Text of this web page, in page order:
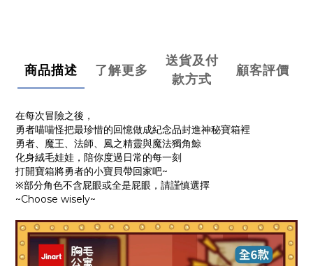
商品描述 了解更多
送貨及付
款方式
顧客評價
在每次冒險之後，
勇者喵喵怪把最珍惜的回憶做成紀念品封進神秘寶箱裡
勇者、魔王、法師、風之精靈與魔法獨角鯨
化身絨毛娃娃，陪你度過日常的每一刻
打開寶箱將勇者的小寶貝帶回家吧~
※部分角色不含屁眼或全是屁眼，請謹慎選擇
~Choose wisely~